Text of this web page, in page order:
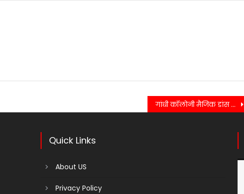
गांधी कॉलोनी मैजिक डांस एकेडमी, इंजीनियर क्लब , सर्व समाज समन्वय समिति ने जे वी पब्लिक स्कूल में धूमधाम से मनाया दीपावली महोत्सव, खाद्य सामग्री ,कंबल वितरित किए……
Quick Links
About US
Privacy Policy